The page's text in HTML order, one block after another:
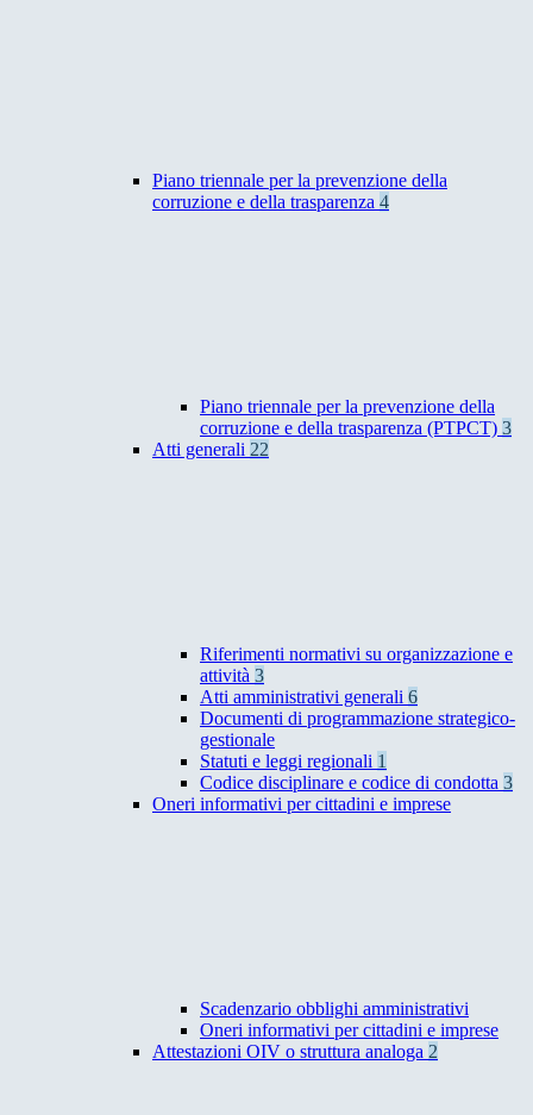
Piano triennale per la prevenzione della
corruzione e della trasparenza 4
Piano triennale per la prevenzione della
corruzione e della trasparenza (PTPCT) 3
Atti generali 22
Riferimenti normativi su organizzazione e
attività 3
Atti amministrativi generali 6
Documenti di programmazione strategico-
gestionale
Statuti e leggi regionali 1
Codice disciplinare e codice di condotta 3
Oneri informativi per cittadini e imprese
Scadenzario obblighi amministrativi
Oneri informativi per cittadini e imprese
Attestazioni OIV o struttura analoga 2